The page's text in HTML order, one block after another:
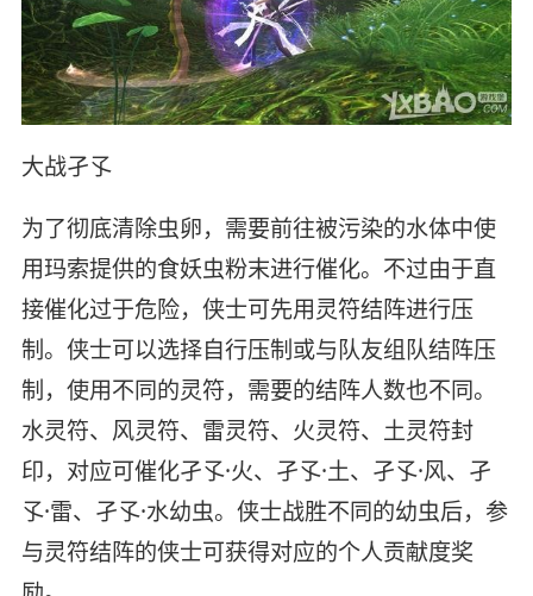
大战孑孓
为了彻底清除虫卵，需要前往被污染的水体中使
用玛索提供的食妖虫粉末进行催化。不过由于直
接催化过于危险，侠士可先用灵符结阵进行压
制。侠士可以选择自行压制或与队友组队结阵压
制，使用不同的灵符，需要的结阵人数也不同。
水灵符、风灵符、雷灵符、火灵符、土灵符封
印，对应可催化孑孓·火、孑孓·土、孑孓·风、孑
孓·雷、孑孓·水幼虫。侠士战胜不同的幼虫后，参
与灵符结阵的侠士可获得对应的个人贡献度奖